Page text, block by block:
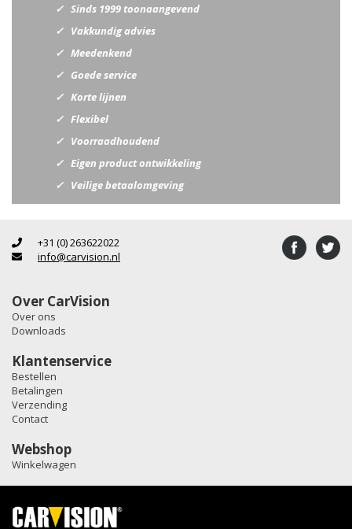
Sinds 1999 toonaangevend
Vakkundig advies
Meedenkend
Goede service
Korte lijnen
Flexibel
Voorraadhoudend
Eigen product ontwikkeling
Veilige betaalomgeving
+31 (0) 263622022
info@carvision.nl
Over CarVision
Over ons
Downloads
Klantenservice
Bestellen
Betalingen
Verzending
Contact
Webshop
Winkelwagen